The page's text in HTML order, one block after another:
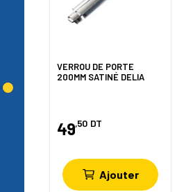
VERROU DE PORTE
200MM SATINÉ DELIA
49,50 DT
Ajouter